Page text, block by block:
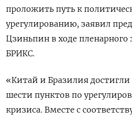
проложить путь к
урегулированию, заявил
Цзиньпин в ходе пленарного
БРИКС.
«Китай и Бразилия достигли
шести пунктов по
кризиса. Вместе с